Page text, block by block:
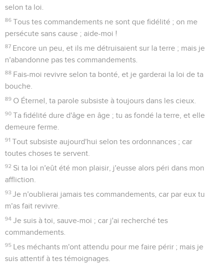
selon ta loi.
86 Tous tes commandements ne sont que fidélité ; on me
persécute sans cause ; aide-moi !
87 Encore un peu, et ils me détruisaient sur la terre ; mais je
n'abandonne pas tes commandements.
88 Fais-moi revivre selon ta bonté, et je garderai la loi de ta
bouche.
89 O Éternel, ta parole subsiste à toujours dans les cieux.
90 Ta fidélité dure d'âge en âge ; tu as fondé la terre, et elle
demeure ferme.
91 Tout subsiste aujourd'hui selon tes ordonnances ; car
toutes choses te servent.
92 Si ta loi n'eût été mon plaisir, j'eusse alors péri dans mon
affliction.
93 Je n'oublierai jamais tes commandements, car par eux tu
m'as fait revivre.
94 Je suis à toi, sauve-moi ; car j'ai recherché tes
commandements.
95 Les méchants m'ont attendu pour me faire périr ; mais je
suis attentif à tes témoignages.